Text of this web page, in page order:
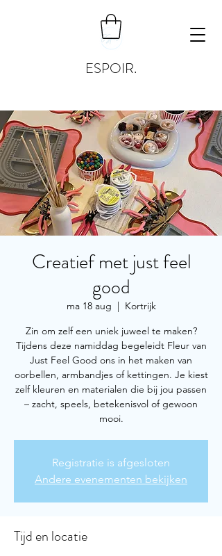
ESPOIR.
Creatief met just feel
good
ma 18 aug
  |
Kortrijk
Zin om zelf een uniek juweel te maken?
Tijdens deze namiddag begeleidt Fleur van
Just Feel Good ons in het maken van
oorbellen, armbandjes of kettingen. Je kiest
zelf kleuren en materialen die bij jou passen
– zacht, speels, betekenisvol of gewoon
mooi.
Registratie is afgesloten
Andere evenementen bekijken
Tijd en locatie